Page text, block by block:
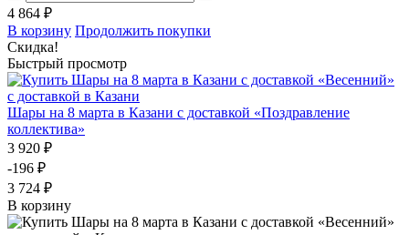
4 864 ₽
В корзину Продолжить покупки
Скидка!
Быстрый просмотр
Шары на 8 марта в Казани с доставкой «Поздравление
коллектива»
3 920 ₽
-196 ₽
3 724 ₽
В корзину